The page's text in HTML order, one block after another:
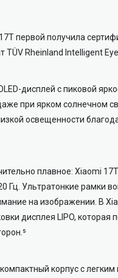
первой получила
Rheinland Intelligent Eye
дисплей с пиковой
при ярком солнечном
освещенности
плавное: Xiaomi
Гц. Ультратонкие рамки
на изображении. В
дисплея LIPO, которая
корпус с